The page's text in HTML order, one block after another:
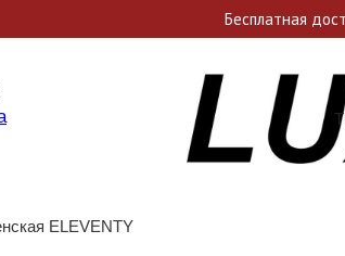
Уникальные акции и
ELEVENTY
Бесплатная